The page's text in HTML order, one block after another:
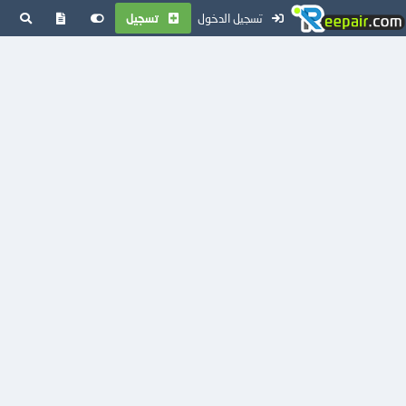
تسجيل الدخول تسجيل